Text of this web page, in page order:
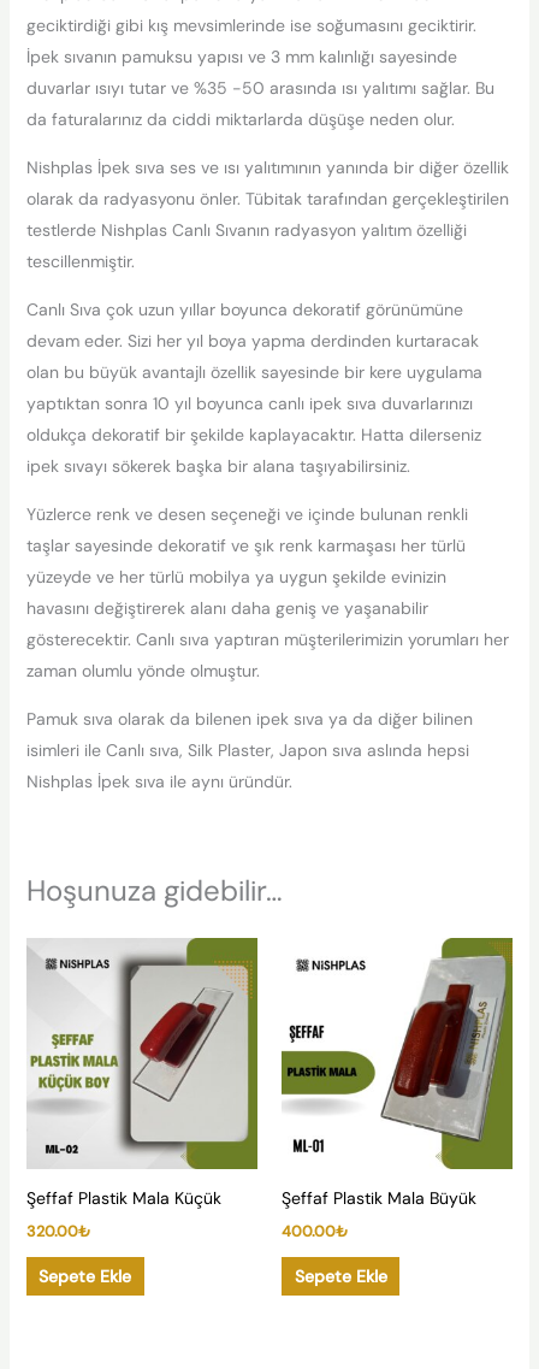
geciktirdiği gibi kış mevsimlerinde ise soğumasını geciktirir.
İpek sıvanın pamuksu yapısı ve 3 mm kalınlığı sayesinde
duvarlar ısıyı tutar ve %35 -50 arasında ısı yalıtımı sağlar. Bu
da faturalarınız da ciddi miktarlarda düşüşe neden olur.
Nishplas İpek sıva ses ve ısı yalıtımının yanında bir diğer özellik
olarak da radyasyonu önler. Tübitak tarafından gerçekleştirilen
testlerde Nishplas Canlı Sıvanın radyasyon yalıtım özelliği
tescillenmiştir.
Canlı Sıva çok uzun yıllar boyunca dekoratif görünümüne
devam eder. Sizi her yıl boya yapma derdinden kurtaracak
olan bu büyük avantajlı özellik sayesinde bir kere uygulama
yaptıktan sonra 10 yıl boyunca canlı ipek sıva duvarlarınızı
oldukça dekoratif bir şekilde kaplayacaktır. Hatta dilerseniz
ipek sıvayı sökerek başka bir alana taşıyabilirsiniz.
Yüzlerce renk ve desen seçeneği ve içinde bulunan renkli
taşlar sayesinde dekoratif ve şık renk karmaşası her türlü
yüzeyde ve her türlü mobilya ya uygun şekilde evinizin
havasını değiştirerek alanı daha geniş ve yaşanabilir
gösterecektir. Canlı sıva yaptıran müşterilerimizin yorumları her
zaman olumlu yönde olmuştur.
Pamuk sıva olarak da bilenen ipek sıva ya da diğer bilinen
isimleri ile Canlı sıva, Silk Plaster, Japon sıva aslında hepsi
Nishplas İpek sıva ile aynı üründür.
Hoşunuza gidebilir…
Şeffaf Plastik Mala Küçük
320.00₺
Sepete Ekle
Şeffaf Plastik Mala Büyük
400.00₺
Sepete Ekle